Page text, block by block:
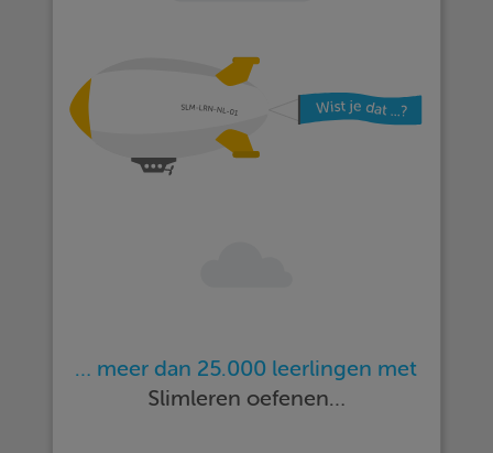
… meer dan 25.000 leerlingen met
Slimleren oefenen…